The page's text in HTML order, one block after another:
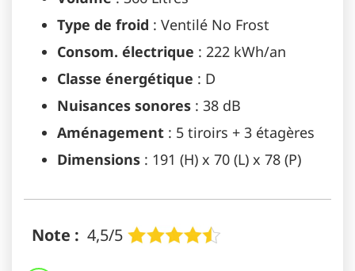
Type de froid : Ventilé No Frost
Consom. électrique : 222 kWh/an
Classe énergétique : D
Nuisances sonores: 38 dB
Aménagement: 5 tiroirs + 3 étagères
Dimensions: 191 (H) x 70 (L) x 78 (P)
Note : 4,5/5